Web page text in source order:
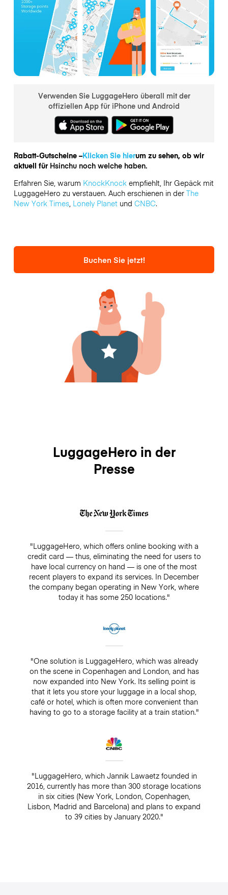
Verwenden Sie LuggageHero überall mit der
offiziellen App für iPhone und Android
Rabatt-Gutscheine –Klicken Sie hierum zu sehen, ob wir
aktuell für Hsinchu noch welche haben.
Erfahren Sie, warum KnockKnockempfiehlt, Ihr Gepäck mit
LuggageHero zu verstauen. Auch erschienen in der The
New York Times, Lonely Planetund CNBC.
Buchen Sie jetzt!
LuggageHero in der
Presse
"LuggageHero, which offers online booking with a
credit card — thus, eliminating the need for users to
have local currency on hand — is one of the most
recent players to expand its services. In December
the company began operating in New York, where
today it has some 250 locations."
"One solution is LuggageHero, which was already
on the scene in Copenhagen and London, and has
now expanded into New York. Its selling point is
that it lets you store your luggage in a local shop,
café or hotel, which is often more convenient than
having to go to a storage facility at a train station."
"LuggageHero, which Jannik Lawaetz founded in
2016, currently has more than 300 storage locations
in six cities (New York, London, Copenhagen,
Lisbon, Madrid and Barcelona) and plans to expand
to 39 cities by January 2020."